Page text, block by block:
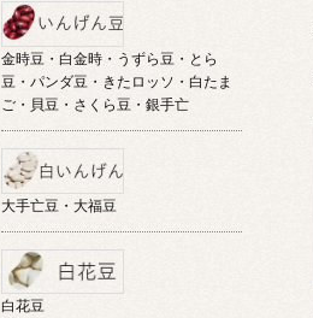
金時豆・白金時・うずら豆・とら
豆・パンダ豆・きたロッソ・白たま
ご・貝豆・さくら豆・銀手亡
大手亡豆・大福豆
白花豆